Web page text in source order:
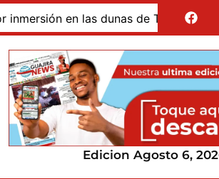
de Taroa; su cuerpo permanece en
Edicion Agosto 6,